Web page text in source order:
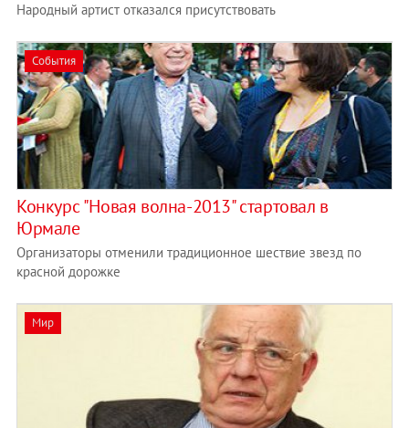
Народный артист отказался присутствовать
События
Конкурс "Новая волна-2013" стартовал в
Юрмале
Организаторы отменили традиционное шествие звезд по
красной дорожке
Мир